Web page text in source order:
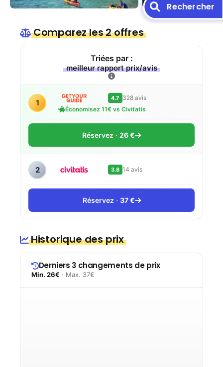
Comparez les 2 offres
Triées par :
meilleur rapport prix/avis
1 4.7 328 avis
Économisez 11€ vs Civitatis
Réservez 26 €
2 3.8 14 avis
Réservez 37 €
Historique des prix
Derniers 3 changements de prix
Min. 26€ · Max. 37€
Rechercher